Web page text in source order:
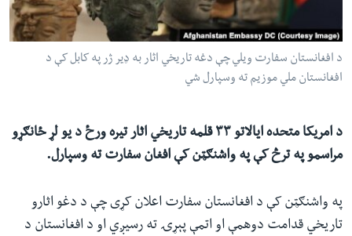
لټون
ځای
شئ
له مونږ سره په تماس کې پاتې شئ
د افغانستان سفارت ویلي چې دغه تاریخي اثار به ډير ژر په کابل کې د
افغانستان ملي موزیم ته وسپارل شي
د امریکا متحده ایالاتو ۳۳ قلمه تاریخي اثار تیره ورځ د یو لړ ځانګړو
مراسمو په ترڅ کې په واشنګټن کې افغان سفارت ته وسپارل.
په واشنګټن کې د افغانستان سفارت اعلان کړی چې د دغو اثارو
تاریخي قدامت دوهمې او اتمې پېړۍ ته رسیږي او د افغانستان د